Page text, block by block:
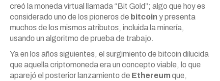
creó la moneda virtual llamada “Bit Gold”; algo que hoy es
considerado uno de los pioneros de bitcoin y presenta
muchos de los mismos atributos, incluida la minería,
usando un algoritmo de prueba de trabajo.
Ya en los años siguientes, el surgimiento de bitcoin dilucida
que aquella criptomoneda era un concepto viable, lo que
aparejó el posterior lanzamiento de Ethereumque,